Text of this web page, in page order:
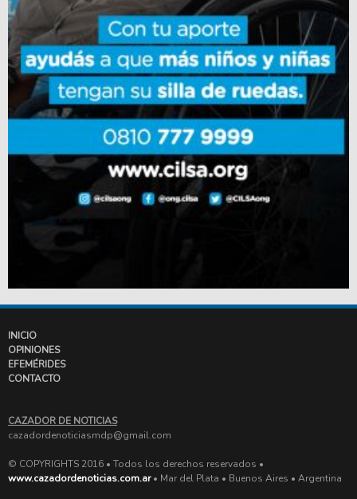
INICIO
OPINIONES
EFEMÉRIDES
CONTACTO
CAZADOR DE NOTICIAS
cazadordenoticiasmdp@gmail.com
© COPYRIGHTS 2016 • Todos los derechos reservados •
www.cazadordenoticias.com.ar• Mar del Plata • Buenos Aires • Argentina